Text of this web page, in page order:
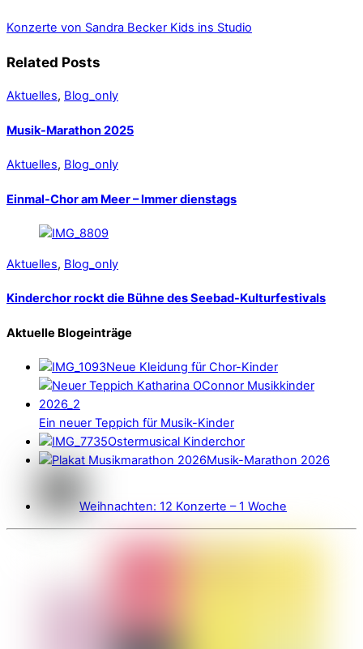
Konzerte von Sandra Becker Kids ins Studio
Related Posts
Aktuelles, Blog_only
Musik-Marathon 2025
Aktuelles, Blog_only
Einmal-Chor am Meer – Immer dienstags
Aktuelles, Blog_only
Kinderchor rockt die Bühne des Seebad-Kulturfestivals
Aktuelle Blogeinträge
Neue Kleidung für Chor-Kinder
Ein neuer Teppich für Musik-Kinder
Ostermusical Kinderchor
Musik-Marathon 2026
Weihnachten: 12 Konzerte – 1 Woche